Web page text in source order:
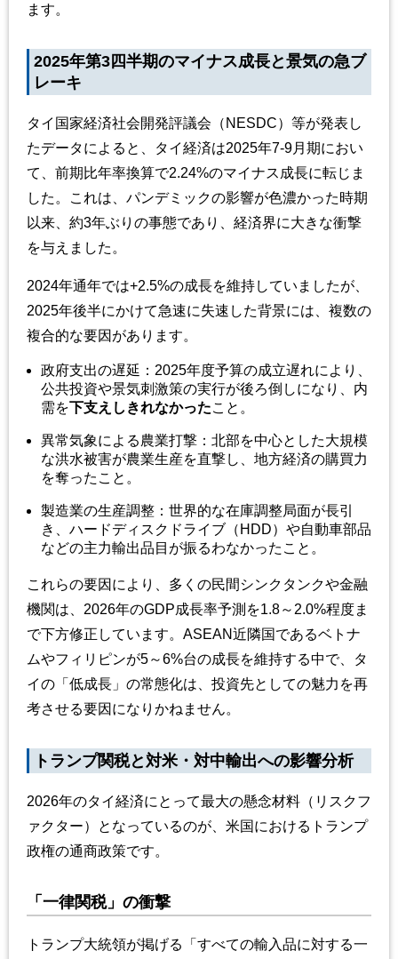
ます。
2025年第3四半期のマイナス成長と景気の急ブ
レーキ
タイ国家経済社会開発評議会（NESDC）等が発表し
たデータによると、タイ経済は2025年7-9月期におい
て、前期比年率換算で2.24%のマイナス成長に転じま
した。これは、パンデミックの影響が色濃かった時期
以来、約3年ぶりの事態であり、経済界に大きな衝撃
を与えました。
2024年通年では+2.5%の成長を維持していましたが、
2025年後半にかけて急速に失速した背景には、複数の
複合的な要因があります。
政府支出の遅延：2025年度予算の成立遅れにより、
公共投資や景気刺激策の実行が後ろ倒しになり、内
需を下支えしきれなかったこと。
異常気象による農業打撃：北部を中心とした大規模
な洪水被害が農業生産を直撃し、地方経済の購買力
を奪ったこと。
製造業の生産調整：世界的な在庫調整局面が長引
き、ハードディスクドライブ（HDD）や自動車部品
などの主力輸出品目が振るわなかったこと。
これらの要因により、多くの民間シンクタンクや金融
機関は、2026年のGDP成長率予測を1.8～2.0%程度ま
で下方修正しています。ASEAN近隣国であるベトナ
ムやフィリピンが5～6%台の成長を維持する中で、タ
イの「低成長」の常態化は、投資先としての魅力を再
考させる要因になりかねません。
トランプ関税と対米・対中輸出への影響分析
2026年のタイ経済にとって最大の懸念材料（リスクフ
ァクター）となっているのが、米国におけるトランプ
政権の通商政策です。
「一律関税」の衝撃
トランプ大統領が掲げる「すべての輸入品に対する一